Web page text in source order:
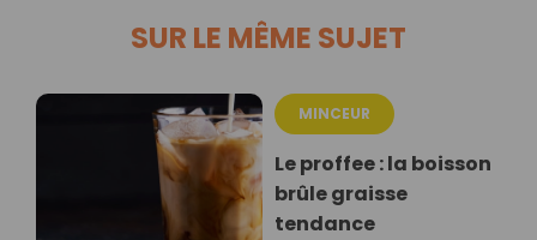
SUR LE MÊME SUJET
MINCEUR
Le proffee : la boisson
brûle graisse
tendance